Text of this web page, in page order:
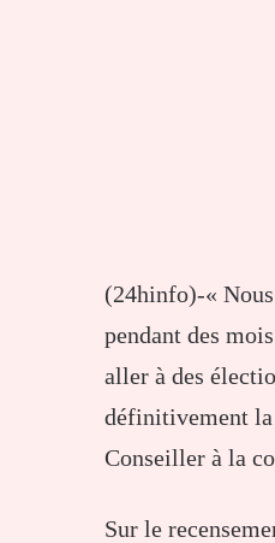
(24hinfo)-« Nous
pendant des
aller à des
définitivement la
Conseiller à la
Sur le